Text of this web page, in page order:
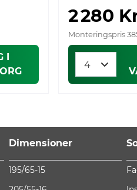
I
2 280
Monteringspris
Dimensioner
195/65-15